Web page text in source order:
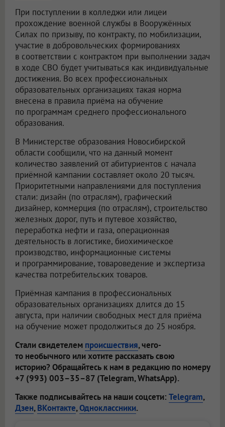
При поступлении в колледжи или лицеи
прохождение военной службы в Вооружённых
Силах по призыву, по контракту, по мобилизации,
участие в добровольческих формированиях
в соответствии с контрактом при выполнении задач
в ходе СВО будет учитываться как индивидуальные
достижения. Во всех профессиональных
образовательных организациях такая норма
внесена в правила приёма на обучение
по программам среднего профессионального
образования.
В Министерстве образования Новосибирской
области сообщили, что на данный момент
количество заявлений от абитуриентов с начала
приёмной кампании составляет около 20 тысяч.
Приоритетными направлениями для поступления
стали: дизайн (по отраслям), графический
дизайнер, коммерция (по отраслям), строительство
железных дорог, путь и путевое хозяйство,
переработка нефти и газа, операционная
деятельность в логистике, биохимическое
производство, информационные системы
и программирование, товароведение и экспертиза
качества потребительских товаров.
Приёмная кампания в профессиональных
образовательных организациях длится до 15
августа, при наличии свободных мест для приёма
на обучение может продолжиться до 25 ноября.
Стали свидетелем происшествия, чего-
то необычного или хотите рассказать свою
историю? Обращайтесь к нам в редакцию по номеру
+7 (993) 003–35–87 (Telegram, WhatsApp).
Также подписывайтесь на наши соцсети: Telegram,
Дзен,ВКонтакте,Одноклассники.